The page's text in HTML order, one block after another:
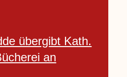
übergibt Kath.
an